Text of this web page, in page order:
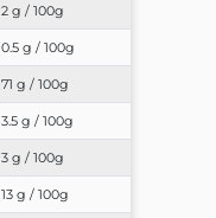
2 g / 100g
0.5 g / 100g
71 g / 100g
3.5 g / 100g
3 g / 100g
13 g / 100g